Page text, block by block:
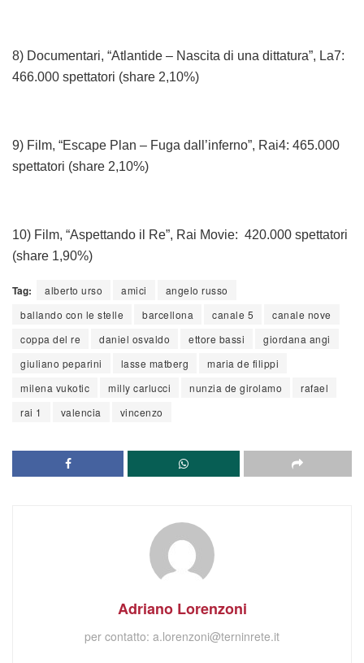
8) Documentari, “Atlantide – Nascita di una dittatura”, La7:
466.000 spettatori (share 2,10%)
9) Film, “Escape Plan – Fuga dall’inferno”, Rai4: 465.000
spettatori (share 2,10%)
10) Film, “Aspettando il Re”, Rai Movie: 420.000 spettatori
(share 1,90%)
Tag: alberto urso amici
angelo russo
ballando con le stelle
barcellona canale 5
canale nove
coppa del re
daniel osvaldo ettore bassi
giordana angi
giuliano peparini
lasse matberg
maria de filippi
milena vukotic
milly carlucci nunzia de girolamo
rafael
rai 1
valencia vincenzo
Adriano Lorenzoni
per contatto: a.lorenzoni@terninrete.it